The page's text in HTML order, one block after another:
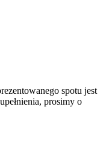
spotu jest
prosimy o